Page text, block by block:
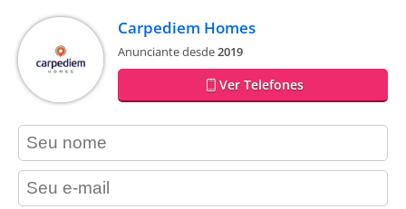
Carpediem Homes
Anunciante desde2019
Ver Telefones
contact_name
contact_email